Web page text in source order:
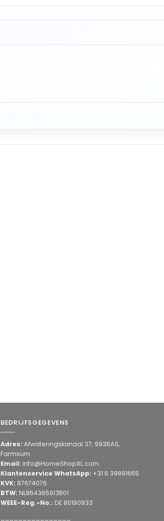
BEDRIJFSGEGEVENS
Adres: Afwateringskanaal 37, 9936AS,
Farmsum
Email: info@HomeShopXL.com
Klantenservice WhatsApp: +31 6 39891665
KVK: 87674076
BTW: NL864365913B01
WEEE-Reg.-No.: DE 80190933